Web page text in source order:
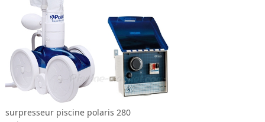
surpresseur piscine polaris 280